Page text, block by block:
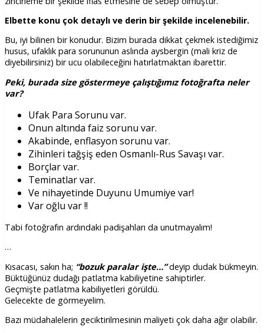
Elbette konu çok detaylı ve derin bir şekilde incelenebilir.
Bu, iyi bilinen bir konudur. Bizim burada dikkat çekmek istediğimiz
husus, ufaklık para sorununun aslında aysbergin (mali kriz de
diyebilirsiniz) bir ucu olabileceğini hatırlatmaktan ibarettir.
Peki, burada size göstermeye çalıştığımız fotoğrafta neler
var?
Ufak Para Sorunu var.
Onun altında faiz sorunu var.
Akabinde, enflasyon sorunu var.
Zihinleri tağşiş eden Osmanlı-Rus Savaşı var.
Borçlar var.
Teminatlar var.
Ve nihayetinde Duyunu Umumiye var!
Var oğlu var !!
Tabi fotoğrafın ardındaki padişahları da unutmayalım!
…
Kısacası, sakın ha; “bozuk paralar işte…”deyip dudak bükmeyin.
Büktüğünüz dudağı patlatma kabiliyetine sahiptirler.
Geçmişte patlatma kabiliyetleri görüldü.
Gelecekte de görmeyelim.
Bazı müdahalelerin geciktirilmesinin maliyeti çok daha ağır olabilir.